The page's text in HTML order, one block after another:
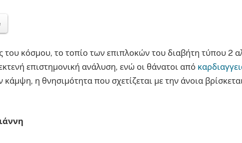
του κόσμου, το τοπίο των επιπλοκών του διαβήτη τύπου 2
επιστημονική ανάλυση, ενώ οι θάνατοι από
η θνησιμότητα που σχετίζεται με την άνοια